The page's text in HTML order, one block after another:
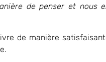
de penser et nous
de manière